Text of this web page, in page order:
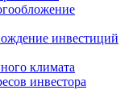
инвестиций
климата
инвестора